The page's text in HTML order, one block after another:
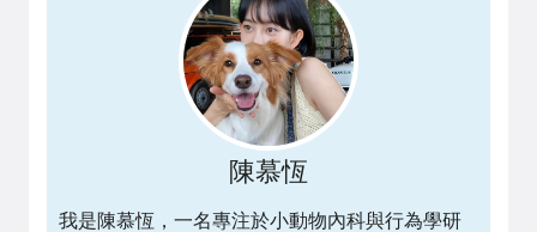
陳慕恆
我是陳慕恆，一名專注於小動物內科與行為學研